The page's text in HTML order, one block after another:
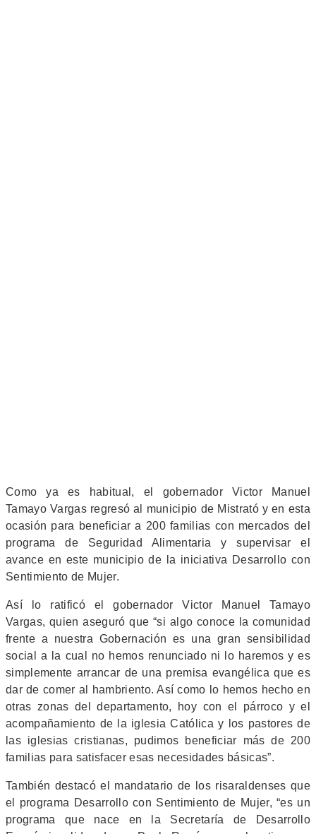
Como ya es habitual, el gobernador Victor Manuel
Tamayo Vargas regresó al municipio de Mistrató y en esta
ocasión para beneficiar a 200 familias con mercados del
programa de Seguridad Alimentaria y supervisar el
avance en este municipio de la iniciativa Desarrollo con
Sentimiento de Mujer.
Así lo ratificó el gobernador Victor Manuel Tamayo
Vargas, quien aseguró que “si algo conoce la comunidad
frente a nuestra Gobernación es una gran sensibilidad
social a la cual no hemos renunciado ni lo haremos y es
simplemente arrancar de una premisa evangélica que es
dar de comer al hambriento. Así como lo hemos hecho en
otras zonas del departamento, hoy con el párroco y el
acompañamiento de la iglesia Católica y los pastores de
las iglesias cristianas, pudimos beneficiar más de 200
familias para satisfacer esas necesidades básicas”.
También destacó el mandatario de los risaraldenses que
el programa Desarrollo con Sentimiento de Mujer, “es un
programa que nace en la Secretaría de Desarrollo